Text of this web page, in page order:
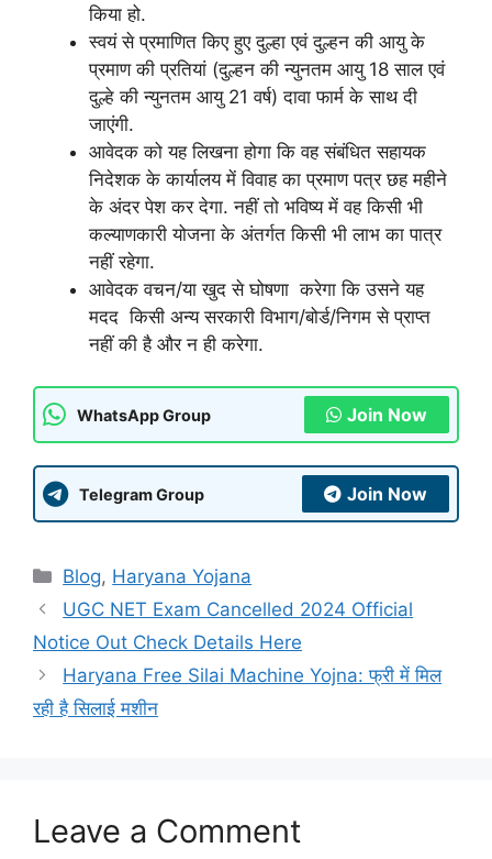
किया हो.
स्वयं से प्रमाणित किए हुए दुल्हा एवं दुल्हन की आयु के
प्रमाण की प्रतियां (दुल्हन की न्युनतम आयु 18 साल एवं
दुल्हे की न्युनतम आयु 21 वर्ष) दावा फार्म के साथ दी
जाएंगी.
आवेदक को यह लिखना होगा कि वह संबंधित सहायक
निदेशक के कार्यालय में विवाह का प्रमाण पत्र छह महीने
के अंदर पेश कर देगा. नहीं तो भविष्य में वह किसी भी
कल्याणकारी योजना के अंतर्गत किसी भी लाभ का पात्र
नहीं रहेगा.
आवेदक वचन/या खुद से घोषणा करेगा कि उसने यह
मदद किसी अन्य सरकारी विभाग/बोर्ड/निगम से प्राप्त
नहीं की है और न ही करेगा.
WhatsApp Group Join Now
Telegram Group Join Now
Categories
Blog, Haryana Yojana
UGC NET Exam Cancelled 2024 Official
Notice Out Check Details Here
Haryana Free Silai Machine Yojna: फ्री में मिल
रही है सिलाई मशीन
Leave a Comment